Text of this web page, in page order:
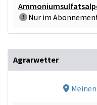
Nur im
Agrarwetter